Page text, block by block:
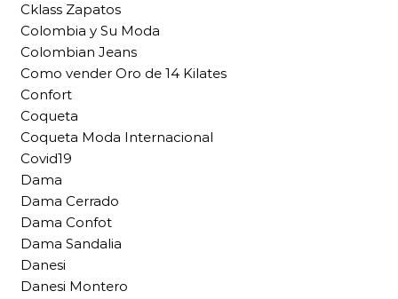
Cklass Zapatos
Colombia y Su Moda
Colombian Jeans
Como vender Oro de 14 Kilates
Confort
Coqueta
Coqueta Moda Internacional
Covid19
Dama
Dama Cerrado
Dama Confot
Dama Sandalia
Danesi
Danesi Montero